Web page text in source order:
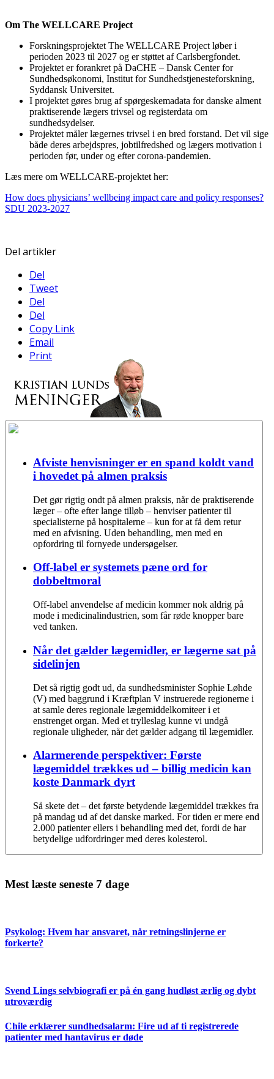
Om The WELLCARE Project
Forskningsprojektet The WELLCARE Project løber i
perioden 2023 til 2027 og er støttet af Carlsbergfondet.
Projektet er forankret på DaCHE – Dansk Center for
Sundhedsøkonomi, Institut for Sundhedstjenesteforskning,
Syddansk Universitet.
I projektet gøres brug af spørgeskemadata for danske alment
praktiserende lægers trivsel og registerdata om
sundhedsydelser.
Projektet måler lægernes trivsel i en bred forstand. Det vil sige
både deres arbejdspres, jobtilfredshed og lægers motivation i
perioden før, under og efter corona-pandemien.
Læs mere om WELLCARE-projektet her:
How does physicians’ wellbeing impact care and policy responses?
SDU 2023-2027
Del artikler
Del
Tweet
Del
Del
Copy Link
Email
Print
Afviste henvisninger er en spand koldt vand
i hovedet på almen praksis
Det gør rigtig ondt på almen praksis, når de praktiserende
læger – ofte efter lange tilløb – henviser patienter til
specialisterne på hospitalerne – kun for at få dem retur
med en afvisning. Uden behandling, men med en
opfordring til fornyede undersøgelser.
Off-label er systemets pæne ord for
dobbeltmoral
Off-label anvendelse af medicin kommer nok aldrig på
mode i medicinalindustrien, som får røde knopper bare
ved tanken.
Når det gælder lægemidler, er lægerne sat på
sidelinjen
Det så rigtig godt ud, da sundhedsminister Sophie Løhde
(V) med baggrund i Kræftplan V instruerede regionerne i
at samle deres regionale lægemiddelkomiteer i et
enstrenget organ. Med et trylleslag kunne vi undgå
regionale uligheder, når det gælder adgang til lægemidler.
Alarmerende perspektiver: Første
lægemiddel trækkes ud – billig medicin kan
koste Danmark dyrt
Så skete det – det første betydende lægemiddel trækkes fra
på mandag ud af det danske marked. For tiden er mere end
2.000 patienter ellers i behandling med det, fordi de har
betydelige udfordringer med deres kolesterol.
Mest læste seneste 7 dage
Psykolog: Hvem har ansvaret, når retningslinjerne er
forkerte?
Svend Lings selvbiografi er på én gang hudløst ærlig og dybt
utroværdig
Chile erklærer sundhedsalarm: Fire ud af ti registrerede
patienter med hantavirus er døde